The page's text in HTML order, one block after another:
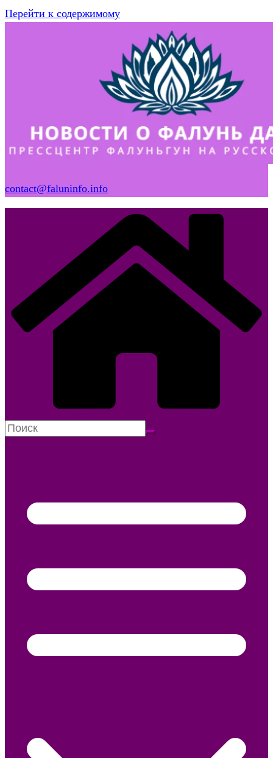
Перейти к содержимому
contact@faluninfo.info